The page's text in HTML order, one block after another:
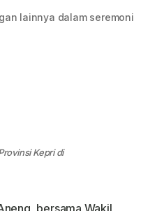
lainnya dalam seremoni
Kepri di
bersama Wakil